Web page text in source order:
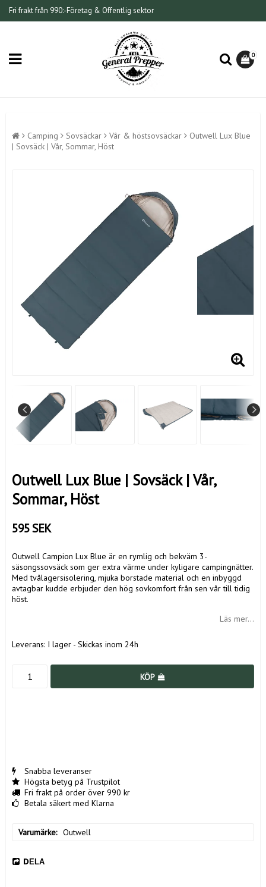
Fri frakt från 990:-Företag & Offentlig sektor
0
Camping Sovsäckar Vår & höstsovsäckar
Outwell Lux Blue
| Sovsäck | Vår, Sommar, Höst
Outwell Lux Blue | Sovsäck | Vår,
Sommar, Höst
595 SEK
Outwell Campion Lux Blue är en rymlig och bekväm 3-
säsongssovsäck som ger extra värme under kyligare campingnätter.
Med tvålagersisolering, mjuka borstade material och en inbyggd
avtagbar kudde erbjuder den hög sovkomfort från sen vår till tidig
höst.
Läs mer...
Leverans: I lager - Skickas inom 24h
KÖP
Snabba leveranser
Högsta betyg på Trustpilot
Fri frakt på order över 990 kr
Betala säkert med Klarna
Varumärke Outwell
DELA